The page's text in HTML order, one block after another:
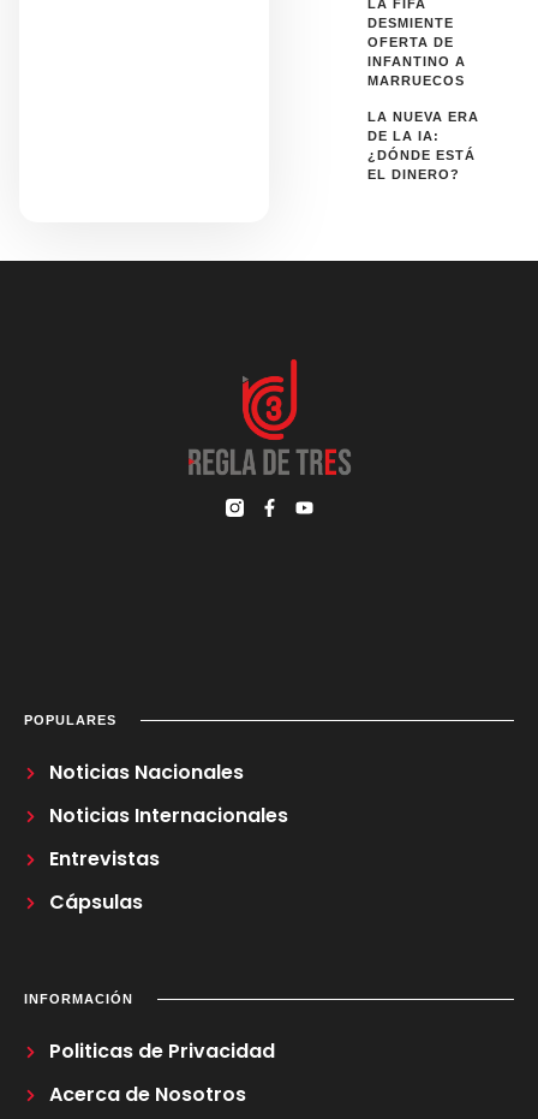
LA FIFA
DESMIENTE
OFERTA DE
INFANTINO A
MARRUECOS
LA NUEVA ERA
DE LA IA:
¿DÓNDE ESTÁ
EL DINERO?
POPULARES
Noticias Nacionales
Noticias Internacionales
Entrevistas
Cápsulas
INFORMACIÓN
Politicas de Privacidad
Acerca de Nosotros